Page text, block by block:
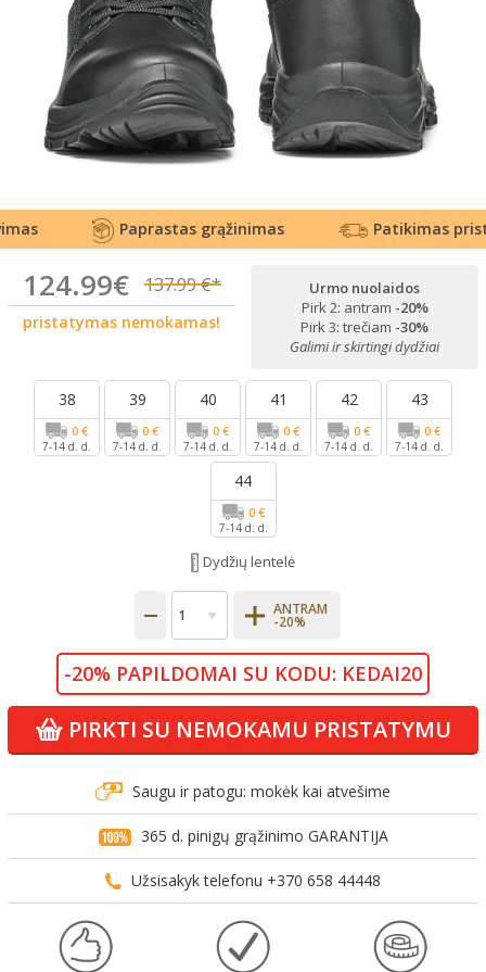
Paprastas grąžinimas Patikimas
124.99€ 137.99 €*
pristatymas nemokamas!
Urmo nuolaidos
Pirk 2: antram -20%
Pirk 3: trečiam -30%
Galimi ir skirtingi dydžiai
38
0 €
7-14 d. d.
39
0 €
7-14 d. d.
40
0 €
7-14 d. d.
41
0 €
7-14 d. d.
42
0 €
7-14 d. d.
43
0 €
7-14 d. d.
44
0 €
7-14 d. d.
Dydžių lentelė
ANTRAM
-20%
-20% PAPILDOMAI SU KODU: KEDAI20
PIRKTI SU NEMOKAMU PRISTATYMU
Saugu ir patogu: mokėk kai atvešime
365 d. pinigų grąžinimo GARANTIJA
Užsisakyk telefonu +370 658 44448